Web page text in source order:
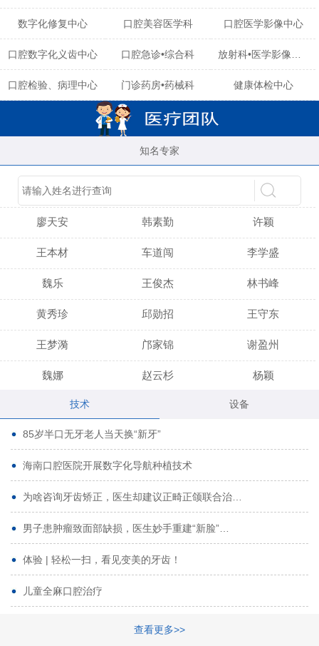
数字化修复中心 口腔美容医学科 口腔医学影像中心
口腔数字化义齿中心 口腔急诊•综合科
口腔检验、病理中心 门诊药房•药械科 健康体检中心
知名专家
陈育玲 吴晓桃
廖天安 韩素勤 许颖
王本材 车道闯 李学盛
魏乐 王俊杰 林书峰
黄秀珍 邱勋招 王守东
王梦漪 邝家锦 谢盈州
魏娜 赵云杉 杨颖
黄启龙
代艳虹 林芳诚
曹香林 姜炳华
姚宗将 梁春晓
林夏羽 颜晶
路娜 商晔
周碧玲
技术 设备
85岁半口无牙老人当天换“新牙”
海南口腔医院开展数字化导航种植技术
为啥咨询牙齿矫正，医生却建议正畸正颌联合治…
男子患肿瘤致面部缺损，医生妙手重建“新脸”…
体验 | 轻松一扫，看见变美的牙齿！
儿童全麻口腔治疗
查看更多>>